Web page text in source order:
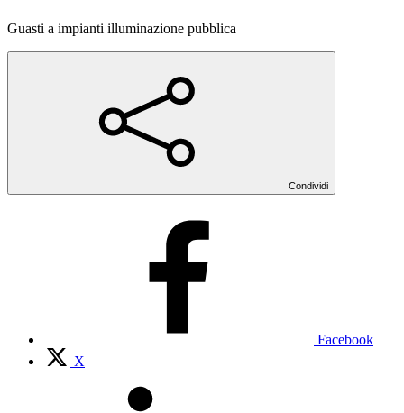
Guasti a impianti illuminazione pubblica
Condividi
Facebook
X